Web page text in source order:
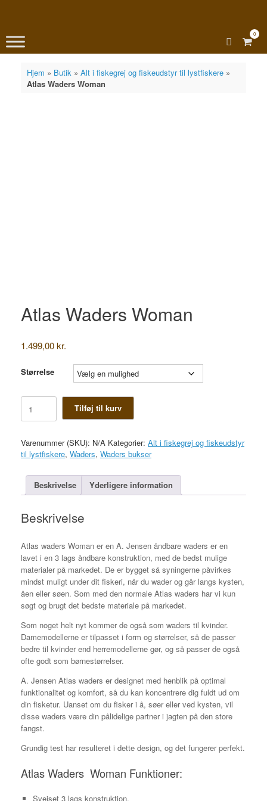
View
0
Hjem » Butik » Alt i fiskegrej og fiskeudstyr til lystfiskere»
Atlas Waders Woman
Atlas Waders Woman
1.499,00kr.
Størrelse
Atlas
Waders
Woman
Tilføj til kurv
Varenummer (SKU): N/A Kategorier: Alt i fiskegrej og fiskeudstyr
til lystfiskere, Waders, Waders bukser
Beskrivelse Yderligere information
Beskrivelse
Atlas waders Woman er en A. Jensen åndbare waders er en
lavet i en 3 lags åndbare konstruktion, med de bedst mulige
materialer på markedet. De er bygget så syningerne påvirkes
mindst muligt under dit fiskeri, når du wader og går langs kysten,
åen eller søen. Som med den normale Atlas waders har vi kun
søgt og brugt det bedste materiale på markedet.
Som noget helt nyt kommer de også som waders til kvinder.
Damemodellerne er tilpasset i form og størrelser, så de passer
bedre til kvinder end herremodellerne gør, og så passer de også
ofte godt som børnestørrelser.
A. Jensen Atlas waders er designet med henblik på optimal
funktionalitet og komfort, så du kan koncentrere dig fuldt ud om
din fisketur. Uanset om du fisker i å, søer eller ved kysten, vil
disse waders være din pålidelige partner i jagten på den store
fangst.
Grundig test har resulteret i dette design, og det fungerer perfekt.
Atlas Waders Woman Funktioner:
Svejset 3 lags konstruktion.